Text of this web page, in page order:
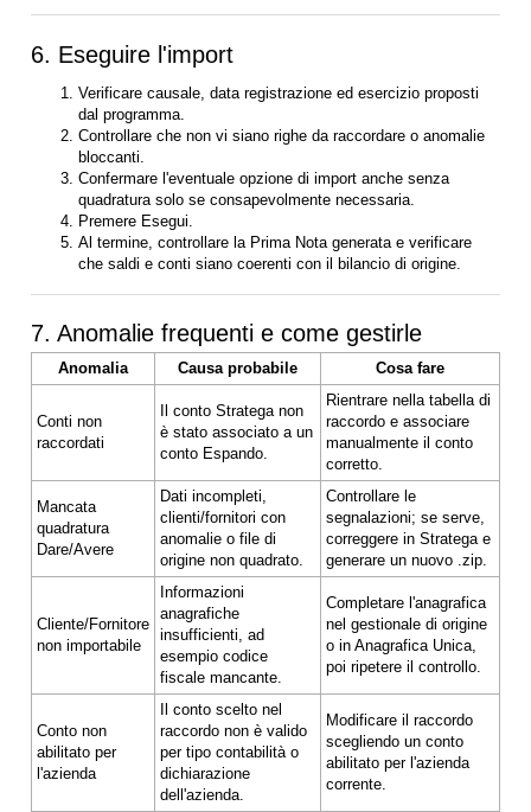
6. Eseguire l'import
Verificare causale, data registrazione ed esercizio proposti
dal programma.
Controllare che non vi siano righe da raccordare o anomalie
bloccanti.
Confermare l'eventuale opzione di import anche senza
quadratura solo se consapevolmente necessaria.
Premere Esegui.
Al termine, controllare la Prima Nota generata e verificare
che saldi e conti siano coerenti con il bilancio di origine.
7. Anomalie frequenti e come gestirle
Anomalia Causa probabile Cosa fare
Conti non
raccordati
Il conto Stratega non
è stato associato a un
conto Espando.
Rientrare nella tabella di
raccordo e associare
manualmente il conto
corretto.
Mancata
quadratura
Dare/Avere
Dati incompleti,
clienti/fornitori con
anomalie o file di
origine non quadrato.
Controllare le
segnalazioni; se serve,
correggere in Stratega e
generare un nuovo .zip.
Cliente/Fornitore
non importabile
Informazioni
anagrafiche
insufficienti, ad
esempio codice
fiscale mancante.
Completare l'anagrafica
nel gestionale di origine
o in Anagrafica Unica,
poi ripetere il controllo.
Conto non
abilitato per
l'azienda
Il conto scelto nel
raccordo non è valido
per tipo contabilità o
dichiarazione
dell'azienda.
Modificare il raccordo
scegliendo un conto
abilitato per l'azienda
corrente.